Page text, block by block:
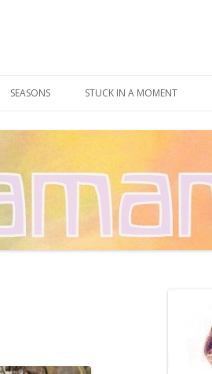
SEASONS STUCK IN A MOMENT